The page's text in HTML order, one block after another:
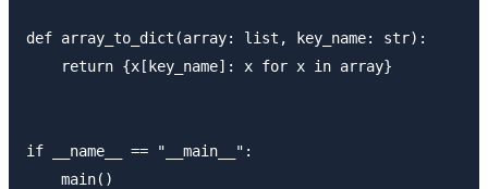
def array_to_dict(array: list, key_name: str):
    return {x[key_name]: x for x in array}
if __name__ == "__main__":
    main()